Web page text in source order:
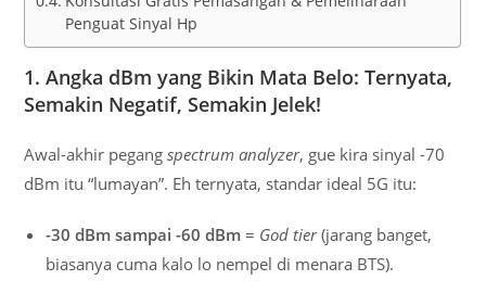
Penguat Sinyal Hp
1. Angka dBm yang Bikin Mata Belo: Ternyata,
Semakin Negatif, Semakin Jelek!
Awal-akhir pegangspectrum analyzer, gue kira sinyal -70
dBm itu “lumayan”. Eh ternyata, standar ideal 5G itu:
-30 dBm sampai -60 dBm = God tier(jarang banget,
biasanya cuma kalo lo nempel di menara BTS).